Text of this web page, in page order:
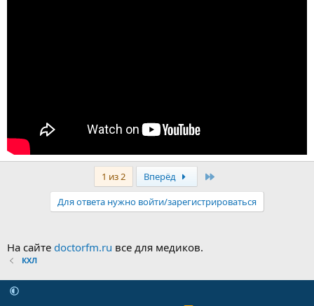
1 из 2 Вперёд
Для ответа нужно войти/зарегистрироваться
На сайте doctorfm.ru все для медиков.
КХЛ